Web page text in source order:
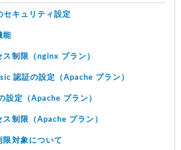
セキュリティ設定
能
制限（nginx プラン）
認証の設定（Apache プラン）
設定（Apache プラン）
制限（Apache プラン）
限対象について